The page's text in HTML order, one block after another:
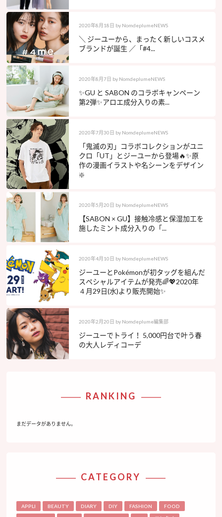
2020年8月18日 by NomdeplumeNEWS
＼ ジーユーから、まったく新しいコスメ
ブランドが誕生 ／「#4...
2020年8月7日 by NomdeplumeNEWS
✨GU と SABON のコラボキャンペーン
第2弾✨アロエ成分入りの素...
2020年7月30日 by NomdeplumeNEWS
「鬼滅の刃」コラボコレクションがユニ
クロ「UT」とジーユーから登場🔥✨原
作の漫画イラストや名シーンをデザイン
❇️
2020年5月20日 by NomdeplumeNEWS
【SABON × GU】接触冷感と保湿加工を
施したミント成分入りの「...
2020年4月10日 by NomdeplumeNEWS
ジーユーとPokémonが初タッグを組んだ
スペシャルアイテムが発売🌈💖2020年
４月29日(水)より販売開始✨
2020年2月20日 by Nomdeplume編集部
ジーユーでトライ！ 5,000円台で叶う春
の大人レディコーデ
RANKING
まだデータがありません。
CATEGORY
APPLI BEAUTY DIARY DIY FASHION FOOD